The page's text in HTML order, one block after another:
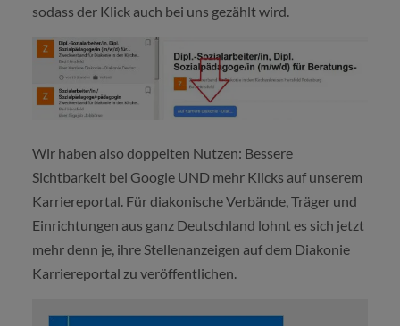
sodass der Klick auch bei uns gezählt wird.
Wir haben also doppelten Nutzen: Bessere
Sichtbarkeit bei Google UND mehr Klicks auf unserem
Karriereportal. Für diakonische Verbände, Träger und
Einrichtungen aus ganz Deutschland lohnt es sich jetzt
mehr denn je, ihre Stellenanzeigen auf dem Diakonie
Karriereportal zu veröffentlichen.